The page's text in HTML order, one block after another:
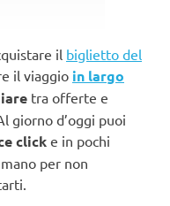
il biglietto del
il viaggio in largo
tra offerte e
giorno d’oggi puoi
click e in pochi
per non